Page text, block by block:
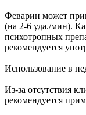
Феварин может
(на 2-6 уда./мин).
психотропных
рекомендуется
Использование в
Из-за отсутствия
рекомендуется